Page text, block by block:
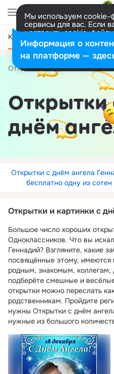
Мы используем cookie-
сервисы для вас. Если
настроить cookie-
представитель.
Разрешить все
Категории
Открытки День Ангела
Открытки
днём
Геннадий
Открытки с днём ангела
бесплатно одну из сотен тысяч
Открытки и картинки с
Большое число хороших
Одноклассников. Что вы
Геннадий? Взгляните, какие
посвящённые этому, имеются
родным, знакомым, коллегам,
подберёте смешные и
открытки можно переслать
родственникам. Пройдите
нужны Открытки с днём
нужные из большого
Информация о
на платформе —